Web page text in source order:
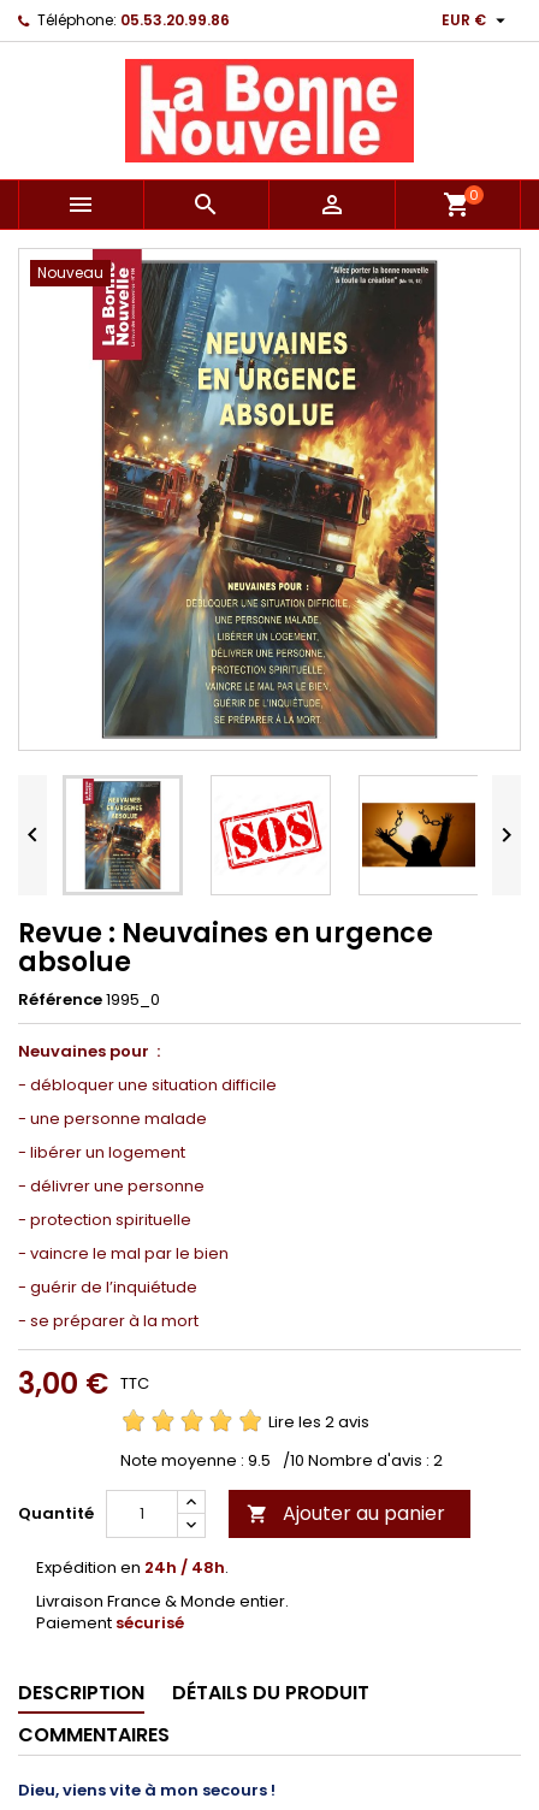
Téléphone: 05.53.20.99.86 EUR € 
   shopping_cart0
Nouveau
 
Revue : Neuvaines en urgence
absolue
Référence1995_0
Neuvaines pour :
- débloquer une situation difficile
- une personne malade
- libérer un logement
- délivrer une personne
- protection spirituelle
- vaincre le mal par le bien
- guérir de l’inquiétude
- se préparer à la mort
3,00 € TTC
Lire les 2 avis
Note moyenne : 9.5 /10 Nombre d'avis : 2
Quantité  Ajouter au panier
Expédition en 24h / 48h.
Livraison France & Monde entier.
Paiement sécurisé
DESCRIPTION
DÉTAILS DU PRODUIT
COMMENTAIRES
Dieu, viens vite à mon secours !